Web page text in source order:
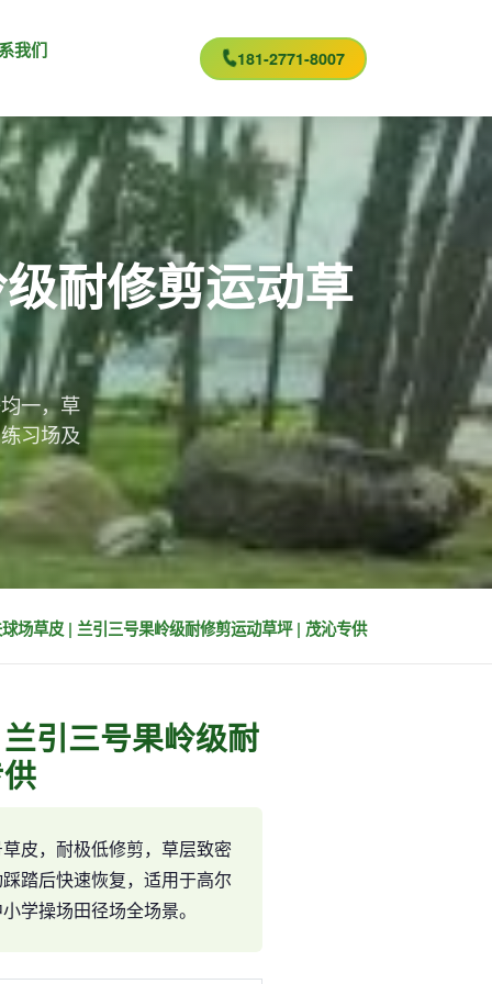
我们 181-2771-8007
耐修剪运动草
一，草
习场及
场草皮 | 兰引三号果岭级耐修剪运动草坪 | 茂沁专供
引三号果岭级耐
皮，耐极低修剪，草层致密
踏后快速恢复，适用于高尔
学操场田径场全场景。